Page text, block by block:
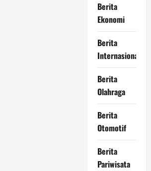
Berita
Ekonomi
Berita
Internasional
Berita
Olahraga
Berita
Otomotif
Berita
Pariwisata